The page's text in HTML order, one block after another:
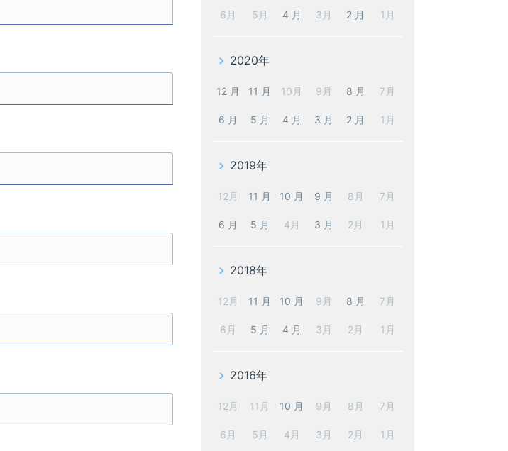
6月 5月 4 月 3月 2 月 1月
2020年
12 月 11 月 10月 9月 8 月 7月
6 月 5 月 4 月 3 月 2 月 1月
2019年
12月 11 月 10 月 9 月 8月 7月
6 月 5 月 4月 3 月 2月 1月
2018年
12月 11 月 10 月 9月 8 月 7月
6月 5 月 4 月 3月 2月 1月
2016年
12月 11月 10 月 9月 8月 7月
6月 5月 4月 3月 2月 1月